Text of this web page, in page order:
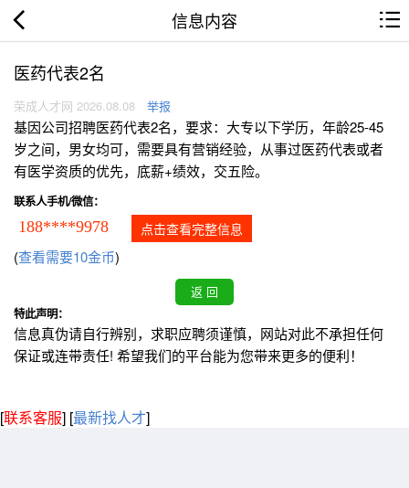
信息内容
医药代表2名
荣成人才网 2026.08.08 举报
基因公司招聘医药代表2名，要求：大专以下学历，年龄25-45
岁之间，男女均可，需要具有营销经验，从事过医药代表或者
有医学资质的优先，底薪+绩效，交五险。
联系人手机/微信：
188****9978 点击查看完整信息
(查看需要10金币)
特此声明：
信息真伪请自行辨别，求职应聘须谨慎，网站对此不承担任何
保证或连带责任! 希望我们的平台能为您带来更多的便利！
[联系客服] [最新找人才]